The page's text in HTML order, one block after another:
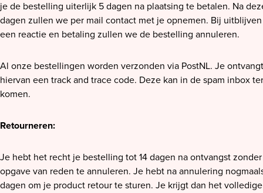
je de bestelling uiterlijk 5 dagen na plaatsing te betalen. Na
dagen zullen we per mail contact met je opnemen. Bij
een reactie en betaling zullen we de bestelling annuleren.
Al onze bestellingen worden verzonden via PostNL. Je ontvangt
hiervan een track and trace code. Deze kan in de spam inbox
komen.
Retourneren:
Je hebt het recht je bestelling tot 14 dagen na ontvangst zonder
opgave van reden te annuleren. Je hebt na annulering
dagen om je product retour te sturen. Je krijgt dan het volledige